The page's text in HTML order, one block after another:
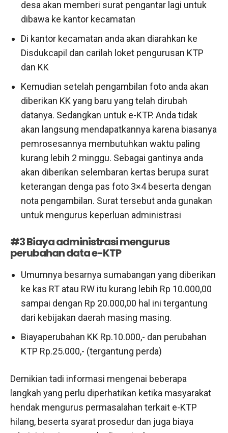
desa akan memberi surat pengantar lagi untuk
dibawa ke kantor kecamatan
Di kantor kecamatan anda akan diarahkan ke
Disdukcapil dan carilah loket pengurusan KTP
dan KK
Kemudian setelah pengambilan foto anda akan
diberikan KK yang baru yang telah dirubah
datanya. Sedangkan untuk e-KTP. Anda tidak
akan langsung mendapatkannya karena biasanya
pemrosesannya membutuhkan waktu paling
kurang lebih 2 minggu. Sebagai gantinya anda
akan diberikan selembaran kertas berupa surat
keterangan denga pas foto 3×4 beserta dengan
nota pengambilan. Surat tersebut anda gunakan
untuk mengurus keperluan administrasi
#3 Biaya administrasi mengurus
perubahan data e-KTP
Umumnya besarnya sumabangan yang diberikan
ke kas RT atau RW itu kurang lebih Rp 10.000,00
sampai dengan Rp 20.000,00 hal ini tergantung
dari kebijakan daerah masing masing.
Biayaperubahan KK Rp.10.000,- dan perubahan
KTP Rp.25.000,- (tergantung perda)
Demikian tadi informasi mengenai beberapa
langkah yang perlu diperhatikan ketika masyarakat
hendak mengurus permasalahan terkait e-KTP
hilang, beserta syarat prosedur dan juga biaya